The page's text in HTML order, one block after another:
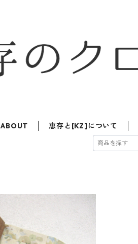
ABOUT 恵存と[KZ]について